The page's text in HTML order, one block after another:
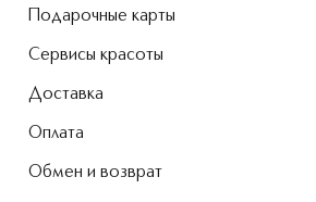
Подарочные карты
Сервисы красоты
Доставка
Оплата
Обмен и возврат